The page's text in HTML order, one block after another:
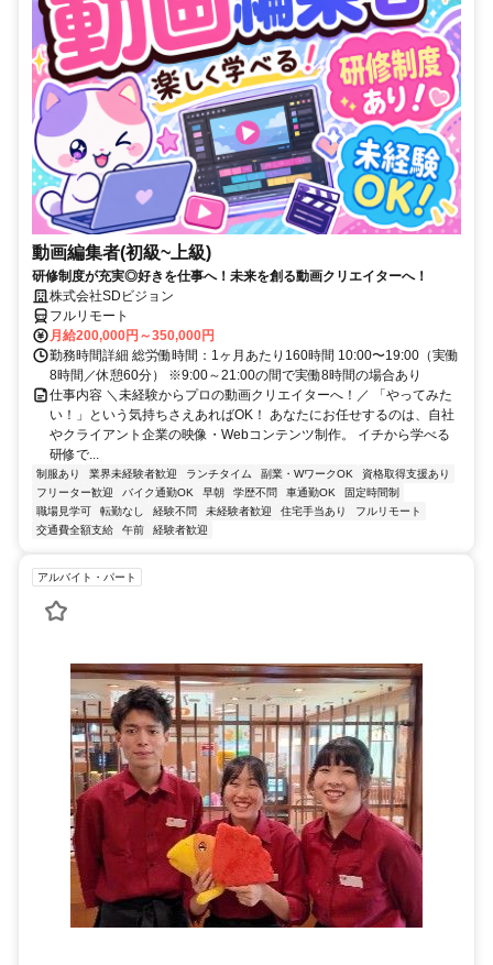
動画編集者(初級~上級)
研修制度が充実◎好きを仕事へ！未来を創る動画クリエイターへ！
株式会社SDビジョン
フルリモート
月給200,000円～350,000円
勤務時間詳細 総労働時間：1ヶ月あたり160時間 10:00〜19:00（実働
8時間／休憩60分） ※9:00～21:00の間で実働8時間の場合あり
仕事内容 ＼未経験からプロの動画クリエイターへ！／ 「やってみた
い！」という気持ちさえあればOK！ あなたにお任せするのは、自社
やクライアント企業の映像・Webコンテンツ制作。 イチから学べる
研修で...
制服あり 業界未経験者歓迎 ランチタイム 副業・WワークOK
資格取得支援あり
フリーター歓迎
バイク通勤OK 早朝 学歴不問 車通勤OK
固定時間制
職場見学可
転勤なし 経験不問 未経験者歓迎 住宅手当あり
フルリモート
交通費全額支給
午前 経験者歓迎
アルバイト・パート